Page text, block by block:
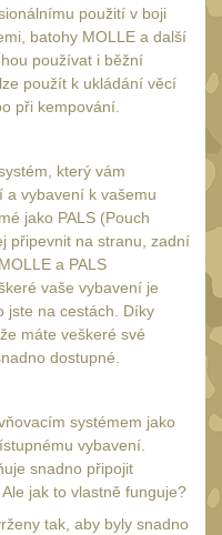
použití v boji
batohy MOLLE a další
používat i běžní
použít k ukládání věcí
při kempování.
který vám
a vybavení k vašemu
jako PALS (Pouch
připevnit na stranu, zadní
a PALS
vaše vybavení je
jste na cestách. Díky
máte veškeré své
dostupné.
systémem jako
vybavení.
snadno připojit
jak to vlastně funguje?
tak, aby byly snadno